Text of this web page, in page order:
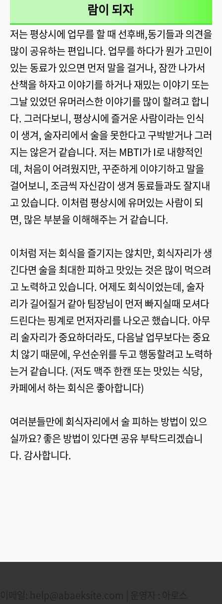
람이 되자
저는 평상시에 업무를 할 때 선후배,동기들과 의견을
많이 공유하는 편입니다. 업무를 하다가 뭔가 고민이
있는 동료가 있으면 먼저 말을 걸거나, 잠깐 나가서
산책을 하자고 이야기를 하거나 재밌는 이야기 또는
그날 있었던 유머러스한 이야기를 많이 할려고 합니
다. 그러다보니, 평상시에 즐거운 사람이라는 인식
이 생겨, 술자리에서 술을 못한다고 구박받거나 그러
지는 않은거 같습니다. 저는 MBTI가 I로 내향적인
데, 처음이 어려웠지만, 꾸준하게 이야기하고 말을
걸어보니, 조금씩 자신감이 생겨 동료들과도 잘지내
고 있습니다. 이처럼 평상시에 유머있는 사람이 되
면, 많은 부분을 이해해주는 거 같습니다.
이처럼 저는 회식을 즐기지는 않치만, 회식자리가 생
긴다면 술을 최대한 피하고 맛있는 것은 많이 먹으려
고 노력하고 있습니다. 어제도 회식이었는데, 술자
리가 길어질거 같아 팀장님이 먼저 빠지실때 모셔다
드린다는 핑계로 먼저자리를 나오곤 했습니다. 아무
리 술자리가 중요하더라도, 다음날 업무보다는 중요
치 않기 때문에, 우선순위를 두고 행동할려고 노력하
는거 같습니다. (저도 맥주 한캔 또는 맛있는 식당,
카페에서 하는 회식은 좋아합니다)
여러분들만에 회식자리에서 술 피하는 방법이 있으
실까요? 좋은 방법이 있다면 공유 부탁드리겠습니
다. 감사합니다.